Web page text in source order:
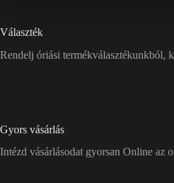
Választék
Rendelj óriási termékválasztékunkból,
Gyors vásárlás
Intézd vásárlásodat gyorsan Online az